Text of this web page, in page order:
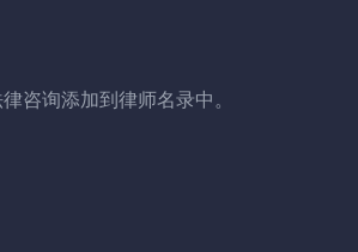
咨询添加到律师名录中。